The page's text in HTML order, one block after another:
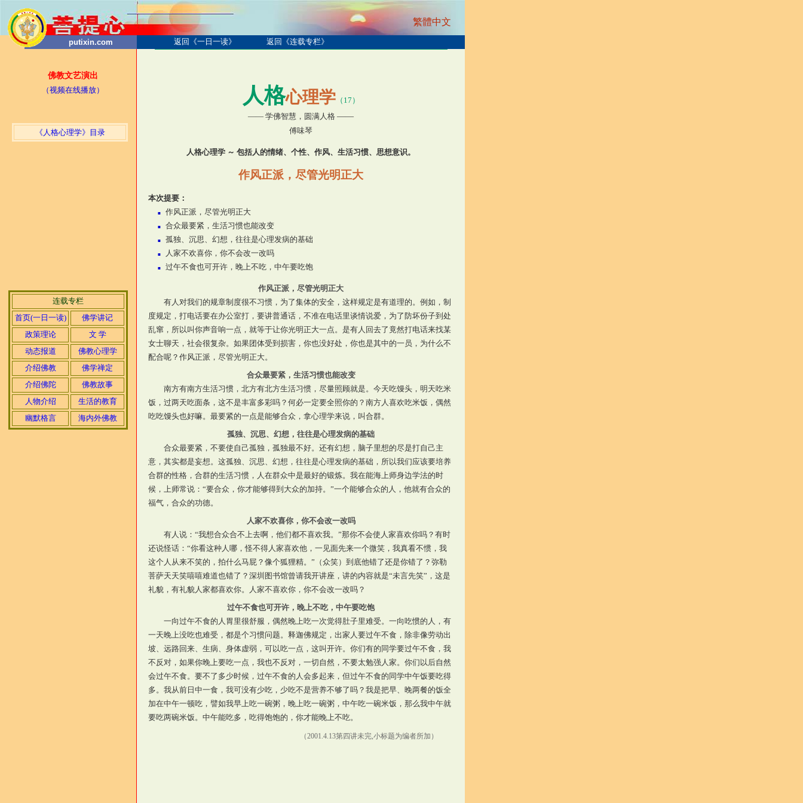
putixin.com 返回《一日一读》 返回《连载专栏》
佛教文艺演出
（视频在线播放）
连载专栏
首页(一日一读)
佛学讲记
政策理论
文 学
动态报道
佛教心理学
介绍佛教
佛学禅定
介绍佛陀
佛教故事
人物介绍
生活的教育
幽默格言
海内外佛教
人格心理学（17）
—— 学佛智慧，圆满人格 ——
傅味琴
人格心理学 ～ 包括人的情绪、个性、作风、生活习惯、思想意识。
作风正派，尽管光明正大
本次提要：
■ 作风正派，尽管光明正大
■ 合众最要紧，生活习惯也能改变
■ 孤独、沉思、幻想，往往是心理发病的基础
■ 人家不欢喜你，你不会改一改吗
■ 过午不食也可开许，晚上不吃，中午要吃饱
作风正派，尽管光明正大
有人对我们的规章制度很不习惯，为了集体的安全，这样规定是有道理的。例如，制
度规定，打电话要在办公室打，要讲普通话，不准在电话里谈情说爱，为了防坏份子到处
乱窜，所以叫你声音响一点，就等于让你光明正大一点。是有人回去了竟然打电话来找某
女士聊天，社会很复杂。如果团体受到损害，你也没好处，你也是其中的一员，为什么不
配合呢？作风正派，尽管光明正大。
合众最要紧，生活习惯也能改变
南方有南方生活习惯，北方有北方生活习惯，尽量照顾就是。今天吃馒头，明天吃米
饭，过两天吃面条，这不是丰富多彩吗？何必一定要全照你的？南方人喜欢吃米饭，偶然
吃吃馒头也好嘛。最要紧的一点是能够合众，拿心理学来说，叫合群。
孤独、沉思、幻想，往往是心理发病的基础
合众最要紧，不要使自己孤独，孤独最不好。还有幻想，脑子里想的尽是打自己主
意，其实都是妄想。这孤独、沉思、幻想，往往是心理发病的基础，所以我们应该要培养
合群的性格，合群的生活习惯，人在群众中是最好的锻炼。我在能海上师身边学法的时
候，上师常说：“要合众，你才能够得到大众的加持。”一个能够合众的人，他就有合众的
福气，合众的功德。
人家不欢喜你，你不会改一改吗
有人说：“我想合众合不上去啊，他们都不喜欢我。”那你不会使人家喜欢你吗？有时
还说怪话：“你看这种人哪，怪不得人家喜欢他，一见面先来一个微笑，我真看不惯，我
这个人从来不笑的，拍什么马屁？像个狐狸精。”（众笑）到底他错了还是你错了？弥勒
菩萨天天笑嘻嘻难道也错了？深圳图书馆曾请我开讲座，讲的内容就是“未言先笑”，这是
礼貌，有礼貌人家都喜欢你。人家不喜欢你，你不会改一改吗？
过午不食也可开许，晚上不吃，中午要吃饱
一向过午不食的人胃里很舒服，偶然晚上吃一次觉得肚子里难受。一向吃惯的人，有
一天晚上没吃也难受，都是个习惯问题。释迦佛规定，出家人要过午不食，除非像劳动出
坡、远路回来、生病、身体虚弱，可以吃一点，这叫开许。你们有的同学要过午不食，我
不反对，如果你晚上要吃一点，我也不反对，一切自然，不要太勉强人家。你们以后自然
会过午不食。要不了多少时候，过午不食的人会多起来，但过午不食的同学中午饭要吃得
多。我从前日中一食，我可没有少吃，少吃不是营养不够了吗？我是把早、晚两餐的饭全
加在中午一顿吃，譬如我早上吃一碗粥，晚上吃一碗粥，中午吃一碗米饭，那么我中午就
要吃两碗米饭。中午能吃多，吃得饱饱的，你才能晚上不吃。
（2001.4.13第四讲未完,小标题为编者所加）
《人格心理学》目录
繁體中文